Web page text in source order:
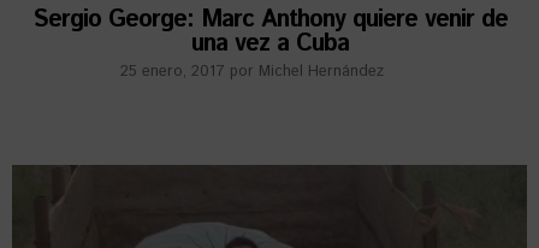
Sergio George: Marc Anthony quiere venir de
una vez a Cuba
25 enero, 2017 por Michel Hernández